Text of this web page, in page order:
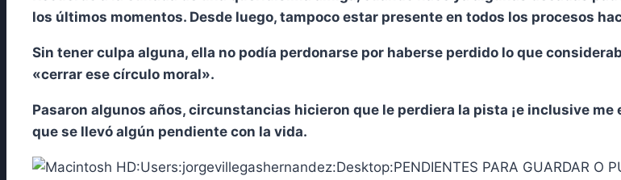
los últimos momentos. Desde luego, tampoco estar presente en todos los procesos
Sin tener culpa alguna, ella no podía perdonarse por haberse perdido lo que
«cerrar ese círculo moral».
Pasaron algunos años, circunstancias hicieron que le perdiera la pista ¡e inclusive
que se llevó algún pendiente con la vida.